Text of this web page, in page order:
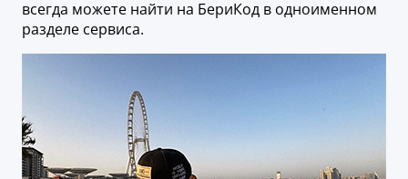
всегда можете найти на БериКод в одноименном
разделе сервиса.